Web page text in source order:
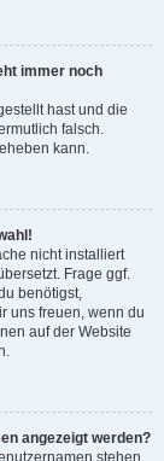
immer noch
hast und die
falsch.
kann.
nicht installiert
Frage ggf.
benötigst,
uns freuen, wenn du
auf der Website
angezeigt werden?
stehen.